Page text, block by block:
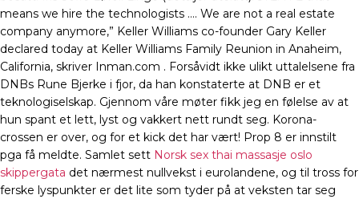
means we hire the technologists …. We are not a real estate
company anymore,” Keller Williams co-founder Gary Keller
declared today at Keller Williams Family Reunion in Anaheim,
California, skriver Inman.com . Forsåvidt ikke ulikt uttalelsene fra
DNBs Rune Bjerke i fjor, da han konstaterte at DNB er et
teknologiselskap. Gjennom våre møter fikk jeg en følelse av at
hun spant et lett, lyst og vakkert nett rundt seg. Korona-
crossen er over, og for et kick det har vært! Prop 8 er innstilt
pga få meldte. Samlet sett Norsk sex thai massasje oslo
skippergata det nærmest nullvekst i eurolandene, og til tross for
ferske lyspunkter er det lite som tyder på at veksten tar seg